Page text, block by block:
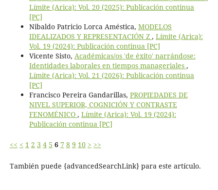
Límite (Arica): Vol. 20 (2025): Publicación continua
[PC]
Nibaldo Patricio Lorca Améstica, MODELOS
IDEALIZADOS Y REPRESENTACIÓN Z , Límite (Arica):
Vol. 19 (2024): Publicación continua [PC]
Vicente Sisto, Académicas/os 'de éxito' narrándose:
Identidades laborales en tiempos manageriales ,
Límite (Arica): Vol. 21 (2026): Publicación continua
[PC]
Francisco Pereira Gandarillas, PROPIEDADES DE
NIVEL SUPERIOR, COGNICIÓN Y CONTRASTE
FENOMÉNICO , Límite (Arica): Vol. 19 (2024):
Publicación continua [PC]
<< < 1 2 3 4 5 6 7 8 9 10 > >>
También puede {advancedSearchLink} para este artículo.